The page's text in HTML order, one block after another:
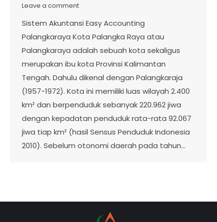
Leave a comment
Sistem Akuntansi Easy Accounting
Palangkaraya Kota Palangka Raya atau
Palangkaraya adalah sebuah kota sekaligus
merupakan ibu kota Provinsi Kalimantan
Tengah. Dahulu dikenal dengan Palangkaraja
(1957-1972). Kota ini memiliki luas wilayah 2.400
km² dan berpenduduk sebanyak 220.962 jiwa
dengan kepadatan penduduk rata-rata 92.067
jiwa tiap km² (hasil Sensus Penduduk Indonesia
2010). Sebelum otonomi daerah pada tahun…